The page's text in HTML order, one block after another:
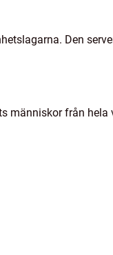
Den
människor från hela